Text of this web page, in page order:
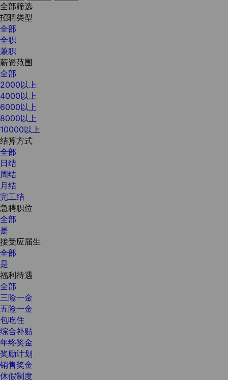
全部筛选
招聘类型
全部
全职
兼职
薪资范围
全部
2000以上
4000以上
6000以上
8000以上
10000以上
结算方式
全部
日结
周结
月结
完工结
急聘职位
全部
是
接受应届生
全部
是
福利待遇
全部
三险一金
五险一金
包吃住
综合补贴
年终奖金
奖励计划
销售奖金
休假制度